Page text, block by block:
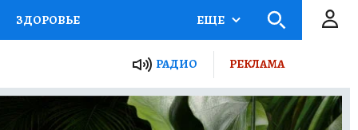
ЗДОРОВЬЕ
Я ЗНАЮ СЕМЬЯ
ЕЩЕ
РАДИО РЕКЛАМА